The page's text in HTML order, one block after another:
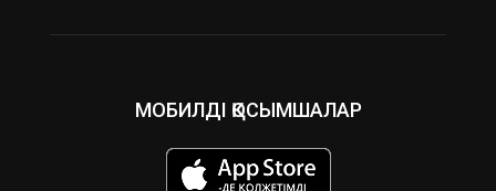
МОБИЛДІ ҚОСЫМШАЛАР